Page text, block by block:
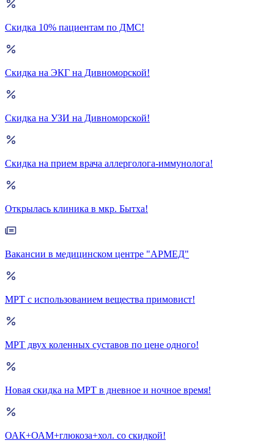
Скидка 10% пациентам по ДМС!
Скидка на ЭКГ на Дивноморской!
Скидка на УЗИ на Дивноморской!
Скидка на прием врача аллерголога-иммунолога!
Открылась клиника в мкр. Бытха!
Вакансии в медицинском центре "АРМЕД"
МРТ с использованием вещества примовист!
МРТ двух коленных суставов по цене одного!
Новая скидка на МРТ в дневное и ночное время!
ОАК+ОАМ+глюкоза+хол. со скидкой!